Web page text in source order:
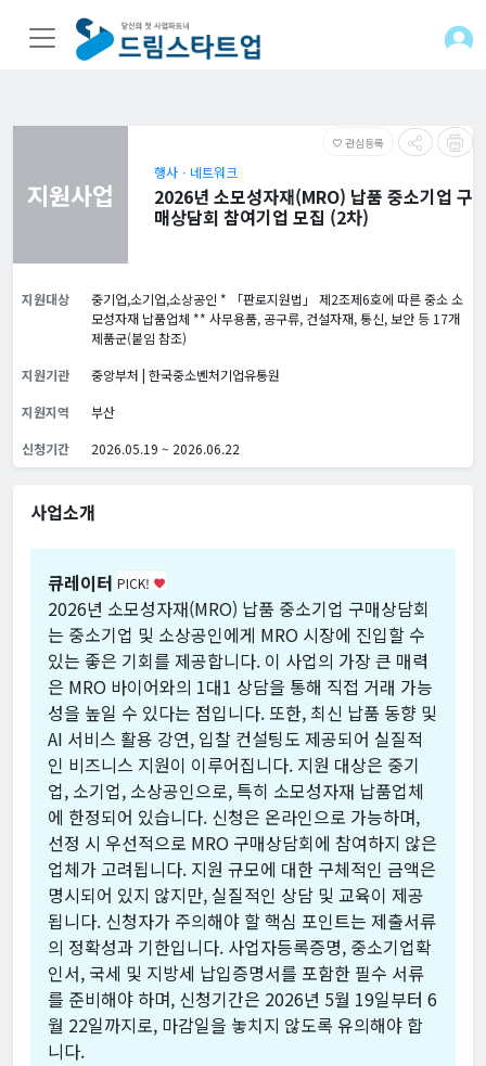
favorite_border 관심등록
지원사업
행사ㆍ네트워크
2026년 소모성자재(MRO) 납품 중소기업 구
매상담회 참여기업 모집 (2차)
지원대상
중기업,소기업,소상공인 * 「판로지원법」 제2조제6호에 따른 중소 소
모성자재 납품업체 ** 사무용품, 공구류, 건설자재, 통신, 보안 등 17개
제품군(붙임 참조)
지원기관
중앙부처 | 한국중소벤처기업유통원
지원지역
부산
신청기간
2026.05.19 ~ 2026.06.22
사업소개
큐레이터 PICK! favorite
2026년 소모성자재(MRO) 납품 중소기업 구매상담회
는 중소기업 및 소상공인에게 MRO 시장에 진입할 수
있는 좋은 기회를 제공합니다. 이 사업의 가장 큰 매력
은 MRO 바이어와의 1대1 상담을 통해 직접 거래 가능
성을 높일 수 있다는 점입니다. 또한, 최신 납품 동향 및
AI 서비스 활용 강연, 입찰 컨설팅도 제공되어 실질적
인 비즈니스 지원이 이루어집니다. 지원 대상은 중기
업, 소기업, 소상공인으로, 특히 소모성자재 납품업체
에 한정되어 있습니다. 신청은 온라인으로 가능하며,
선정 시 우선적으로 MRO 구매상담회에 참여하지 않은
업체가 고려됩니다. 지원 규모에 대한 구체적인 금액은
명시되어 있지 않지만, 실질적인 상담 및 교육이 제공
됩니다. 신청자가 주의해야 할 핵심 포인트는 제출서류
의 정확성과 기한입니다. 사업자등록증명, 중소기업확
인서, 국세 및 지방세 납입증명서를 포함한 필수 서류
를 준비해야 하며, 신청기간은 2026년 5월 19일부터 6
월 22일까지로, 마감일을 놓치지 않도록 유의해야 합
니다.